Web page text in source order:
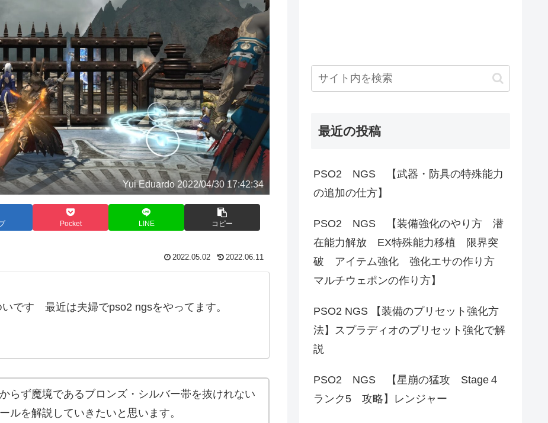
Yui Eduardo 2022/04/30 17:42:34
Pocket LINE コピー
2022.05.02 2022.06.11
です 最近は夫婦でpso2 ngsをやってます。
らず魔境であるブロンズ・シルバー帯を抜けれない
ルを解説していきたいと思います。
最近の投稿
PSO2 NGS 【武器・防具の特殊能力
の追加の仕方】
PSO2 NGS 【装備強化のやり方 潜
在能力解放 EX特殊能力移植 限界突
破 アイテム強化 強化エサの作り方
マルチウェポンの作り方】
PSO2 NGS 【装備のプリセット強化方
法】スプラディオのプリセット強化で解
説
PSO2 NGS 【星崩の猛攻 Stage４
ランク5 攻略】レンジャー